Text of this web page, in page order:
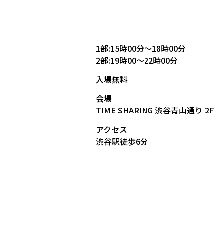
1部:15時00分～18時00分
2部:19時00～22時00分
入場無料
会場
TIME SHARING 渋谷青山通り 2F
アクセス
渋谷駅徒歩6分